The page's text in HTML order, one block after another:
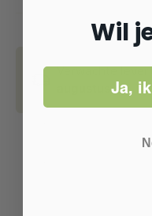
Verwachte
augustus.
Wil
Ja,